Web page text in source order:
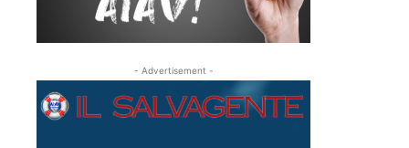
- Advertisement -